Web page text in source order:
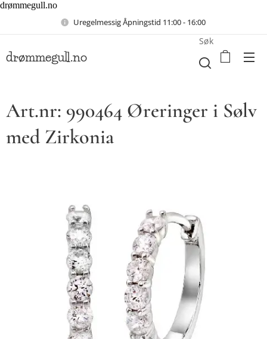
drømmegull.no
Uregelmessig Åpningstid 11:00 - 16:00
drømmegull.no
Søk
Art.nr: 990464 Øreringer i Sølv
med Zirkonia